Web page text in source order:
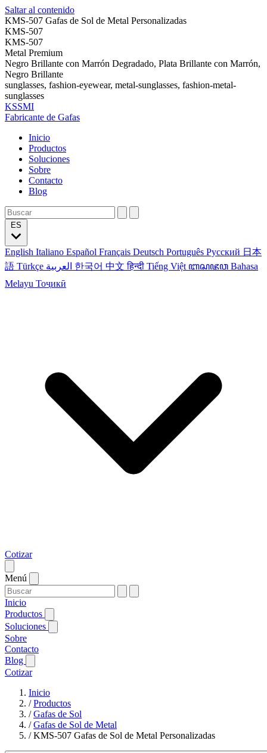
Saltar al contenido
KMS-507 Gafas de Sol de Metal Personalizadas
KMS-507
KMS-507
Metal Premium
Negro Brillante con Marrón Degradado, Plata Brillante con Marrón,
Negro Brillante
sunglasses, fashion-eyewear, metal-sunglasses, fashion-metal-
sunglasses
KSSMI
Fabricante de Gafas
Inicio
Productos
Soluciones
Sobre
Contacto
Blog
English Italiano Español Français Deutsch Português Русский 日本
語 Türkçe 한국어 中文हिन्दी Tiếng Việt ꦧꦱꦗꦮ Bahasa
Melayu Тоҷикӣ
Cotizar
Menú
Inicio
Productos
Soluciones
Sobre
Contacto
Blog
Cotizar
Inicio
/Productos
/Gafas de Sol
/Gafas de Sol de Metal
/KMS-507 Gafas de Sol de Metal Personalizadas